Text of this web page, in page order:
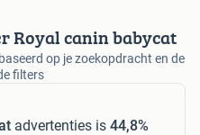
Royal canin babycat
op je zoekopdracht en de
filters
advertenties is 44,8%